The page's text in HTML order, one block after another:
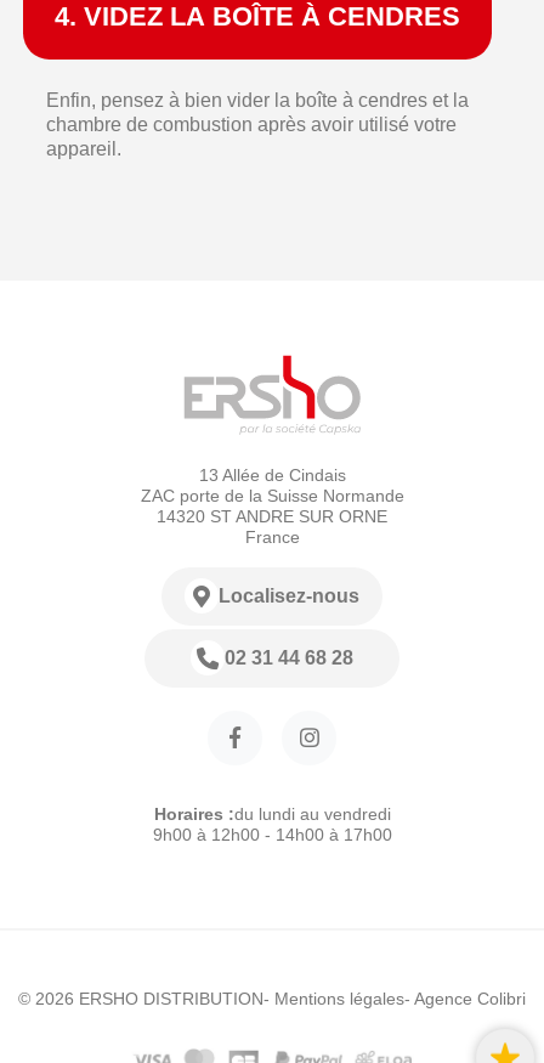
4. VIDEZ LA BOÎTE À CENDRES
Enfin, pensez à bien vider la boîte à cendres et la
chambre de combustion après avoir utilisé votre
appareil.
13 Allée de Cindais
ZAC porte de la Suisse Normande
14320 ST ANDRE SUR ORNE
France
Localisez-nous
02 31 44 68 28
Horaires :du lundi au vendredi
9h00 à 12h00 - 14h00 à 17h00
© 2026 ERSHO DISTRIBUTION- Mentions légales- Agence Colibri